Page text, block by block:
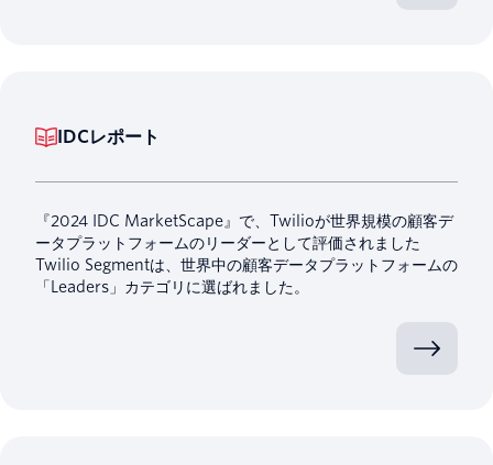
IDCレポート
『2024 IDC MarketScape』で、Twilioが世界規模の顧客デ
ータプラットフォームのリーダーとして評価されました
Twilio Segmentは、世界中の顧客データプラットフォームの
「Leaders」カテゴリに選ばれました。